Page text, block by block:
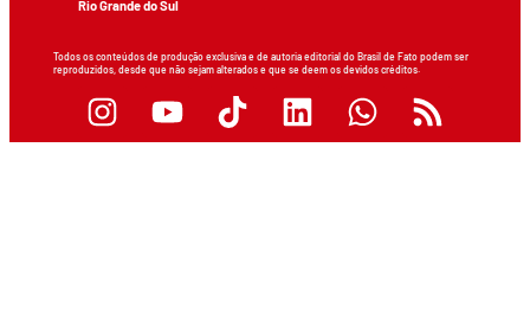
Rio Grande do Sul
Todos os conteúdos de produção exclusiva e de autoria editorial do Brasil de Fato podem ser
reproduzidos, desde que não sejam alterados e que se deem os devidos créditos.